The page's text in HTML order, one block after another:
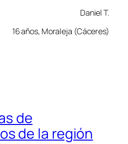
Daniel T.
16 años, Moraleja (Cáceres)
de
de la región